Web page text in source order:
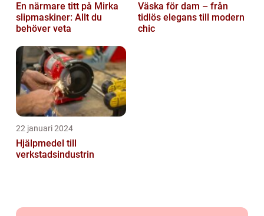
En närmare titt på Mirka
slipmaskiner: Allt du
behöver veta
Väska för dam – från
tidlös elegans till modern
chic
22 januari 2024
Hjälpmedel till
verkstadsindustrin